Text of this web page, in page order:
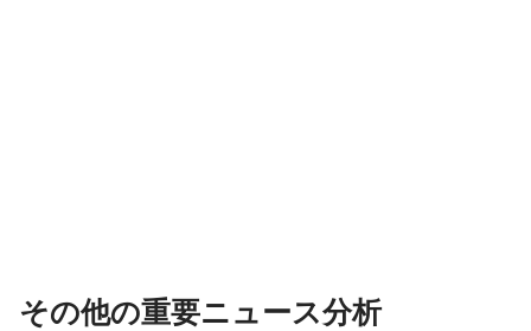
その他の重要ニュース分析